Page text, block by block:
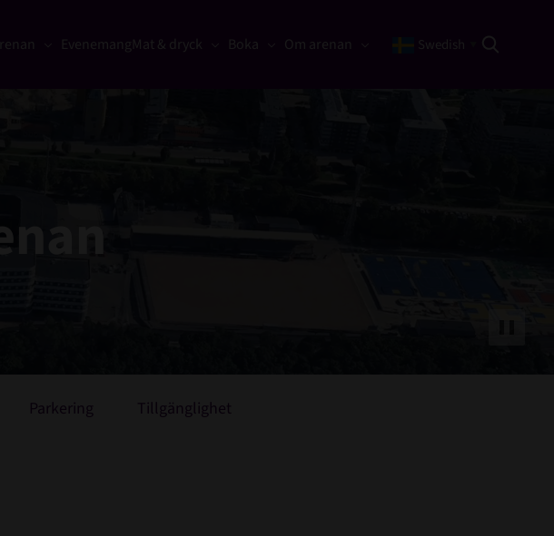
EvenemangMat & dryck Boka Om arenan Swedish
Parkering Tillgänglighet